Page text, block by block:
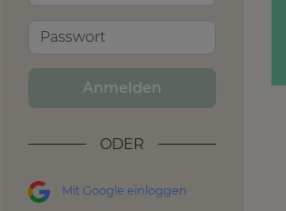
Anmelden
ODER
Mit Google einloggen